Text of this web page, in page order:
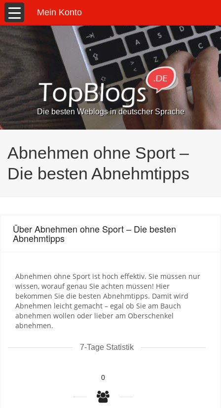
Mein Konto
Die besten Weblogs in deutscher Sprache
Abnehmen ohne Sport –
Die besten Abnehmtipps
Über Abnehmen ohne Sport – Die besten
Abnehmtipps
Abnehmen ohne Sport ist hoch effektiv. Sie müssen nur
wissen, worauf genau Sie achten müssen! Hier
bekommen Sie die besten Abnehmtipps. Damit wird
Abnehmen leicht gemacht – egal ob Sie am Bauch
abnehmen wollen oder lieber am Oberschenkel
abnehmen.
7-Tage Statistik
0